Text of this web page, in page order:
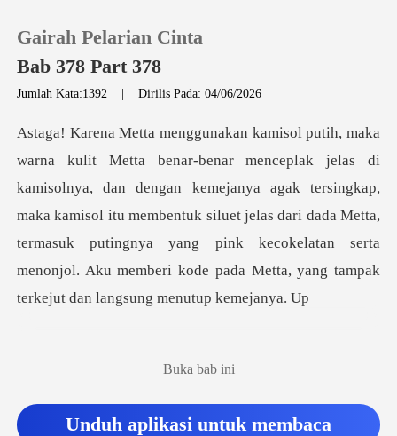
0
Pengisian Ulang
Gairah Pelarian Cinta
Bab 378 Part 378
Jumlah Kata:1392 |Dirilis Pada: 04/06/2026
n dengan kemejanya agak tersingkap,
maka kamisol itu membentuk siluet jelas dari dada Metta,
termasuk putingnya yang
Buka bab ini
Unduh aplikasi untuk membaca